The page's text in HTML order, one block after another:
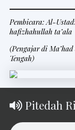
Pembicara: Al-
hafizhahullah ta’ala
(Pengajar di
Tengah)
Pitedah